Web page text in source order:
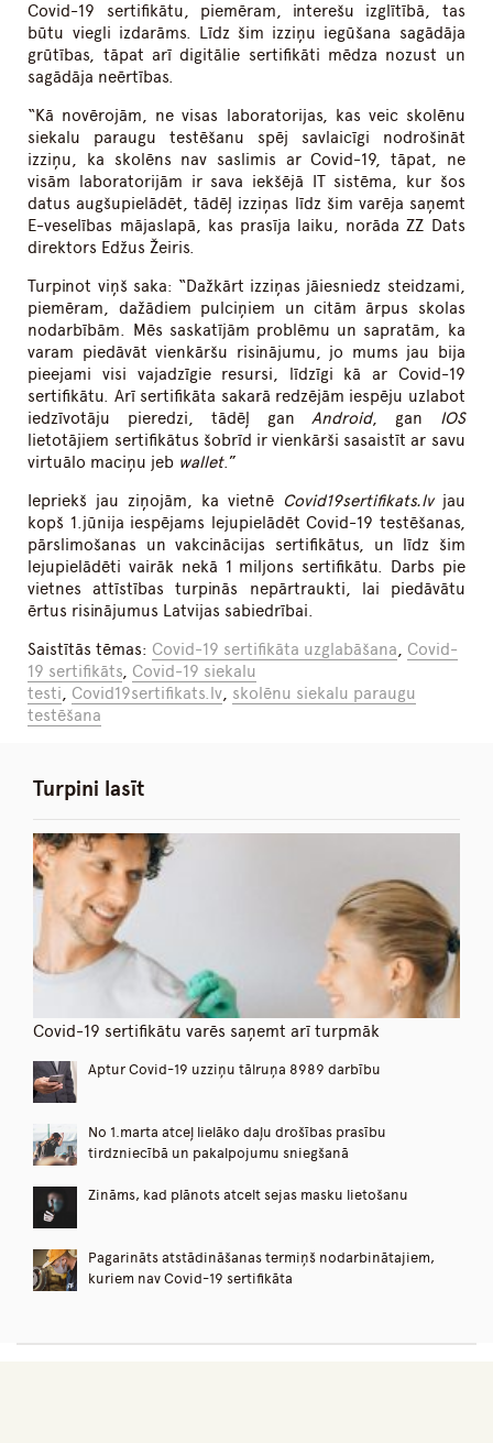
Covid-19 sertifikātu, piemēram, interešu izglītībā, tas
būtu viegli izdarāms. Līdz šim izziņu iegūšana sagādāja
grūtības, tāpat arī digitālie sertifikāti mēdza nozust un
sagādāja neērtības.
“Kā novērojām, ne visas laboratorijas, kas veic skolēnu
siekalu paraugu testēšanu spēj savlaicīgi nodrošināt
izziņu, ka skolēns nav saslimis ar Covid-19, tāpat, ne
visām laboratorijām ir sava iekšējā IT sistēma, kur šos
datus augšupielādēt, tādēļ izziņas līdz šim varēja saņemt
E-veselības mājaslapā, kas prasīja laiku, norāda ZZ Dats
direktors Edžus Žeiris.
Turpinot viņš saka: “Dažkārt izziņas jāiesniedz steidzami,
piemēram, dažādiem pulciņiem un citām ārpus skolas
nodarbībām. Mēs saskatījām problēmu un sapratām, ka
varam piedāvāt vienkāršu risinājumu, jo mums jau bija
pieejami visi vajadzīgie resursi, līdzīgi kā ar Covid-19
sertifikātu. Arī sertifikāta sakarā redzējām iespēju uzlabot
iedzīvotāju pieredzi, tādēļ gan Android, gan IOS
lietotājiem sertifikātus šobrīd ir vienkārši sasaistīt ar savu
virtuālo maciņu jeb wallet.”
Iepriekš jau ziņojām, ka vietnē Covid19sertifikats.lvjau
kopš 1.jūnija iespējams lejupielādēt Covid-19 testēšanas,
pārslimošanas un vakcinācijas sertifikātus, un līdz šim
lejupielādēti vairāk nekā 1 miljons sertifikātu. Darbs pie
vietnes attīstības turpinās nepārtraukti, lai piedāvātu
ērtus risinājumus Latvijas sabiedrībai.
Saistītās tēmas: Covid-19 sertifikāta uzglabāšana, Covid-
19 sertifikāts, Covid-19 siekalu
testi, Covid19sertifikats.lv, skolēnu siekalu paraugu
testēšana
Turpini lasīt
Covid-19 sertifikātu varēs saņemt arī turpmāk
Aptur Covid-19 uzziņu tālruņa 8989 darbību
No 1.marta atceļ lielāko daļu drošības prasību
tirdzniecībā un pakalpojumu sniegšanā
Zināms, kad plānots atcelt sejas masku lietošanu
Pagarināts atstādināšanas termiņš nodarbinātajiem,
kuriem nav Covid-19 sertifikāta